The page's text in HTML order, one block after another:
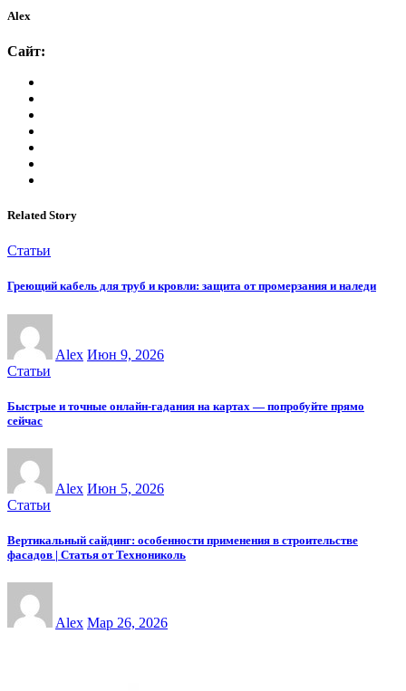
Alex
Сайт:
Related Story
Статьи
Греющий кабель для труб и кровли: защита от промерзания и наледи
Alex Июн 9, 2026
Статьи
Быстрые и точные онлайн-гадания на картах — попробуйте прямо
сейчас
Alex Июн 5, 2026
Статьи
Вертикальный сайдинг: особенности применения в строительстве
фасадов | Статья от Технониколь
Alex Мар 26, 2026